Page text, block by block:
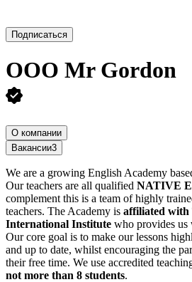
Подписаться
ООО Mr Gordon
О компании
Вакансии3
We are a growing English Academy
Our teachers are all qualified NATIVE
complement this is a team of highly
teachers. The Academy is affiliated with
International Institute who provides us
Our core goal is to make our lessons
and up to date, whilst encouraging the
their free time. We use accredited
not more than 8 students.